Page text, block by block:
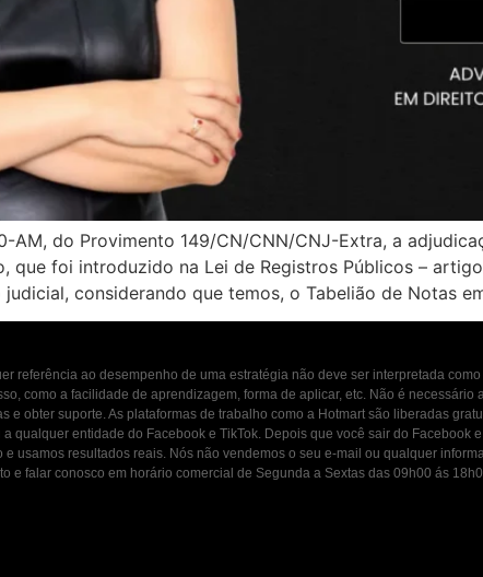
AM, do Provimento 149/CN/CNN/CNJ-Extra, a
que foi introduzido na Lei de Registros Públicos –
considerando que temos, o Tabelião de Notas
referência ao desempenho de uma estratégia não deve ser interpretada
como a facilidade de aprendizagem, forma de aplicar, etc. Não é
e obter suporte. As plataformas de trabalho como a Hotmart são liberadas
qualquer entidade do Facebook e TikTok. Depois que você sair do
usamos resultados reais. Nós não vendemos o seu e-mail ou qualquer
e falar conosco em horário comercial de Segunda a Sextas das 09h00 ás